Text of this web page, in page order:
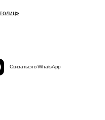
Связаться в WhatsApp